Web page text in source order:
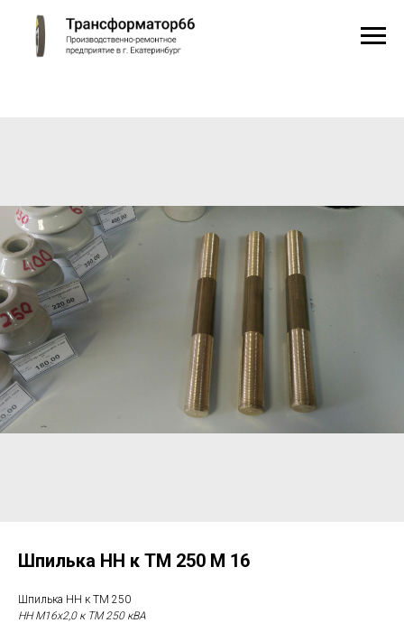
Шпилька НН к ТМ 250 М 16
Шпилька НН к ТМ 250
НН М16х2,0 к ТМ 250 кВА